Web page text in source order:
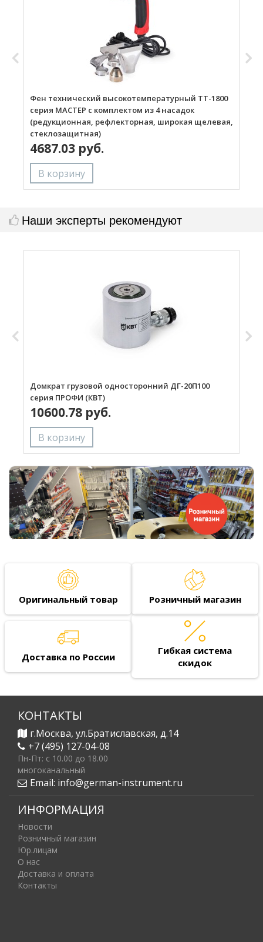
Фен технический высокотемпературный ТТ-1800
серия МАСТЕР с комплектом из 4 насадок
(редукционная, рефлекторная, широкая щелевая,
стеклозащитная)
4687.03 руб.
Наши эксперты рекомендуют
Домкрат грузовой односторонний ДГ-20П100
серия ПРОФИ (КВТ)
10600.78 руб.
Оригинальный товар Розничный магазин
Доставка по России
Гибкая система
скидок
КОНТАКТЫ
г.Москва, ул.Братиславская, д.14
+7 (495) 127-04-08
Пн-Пт: c 10.00 до 18.00
многоканальный
Email: info@german-instrument.ru
ИНФОРМАЦИЯ
Новости
Розничный магазин
Юр.лицам
О нас
Доставка и оплата
Контакты